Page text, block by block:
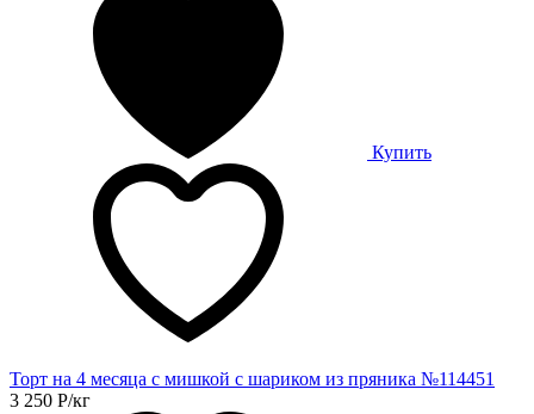
Купить
Торт на 4 месяца с мишкой с шариком из пряника №114451
3 250 Р/кг